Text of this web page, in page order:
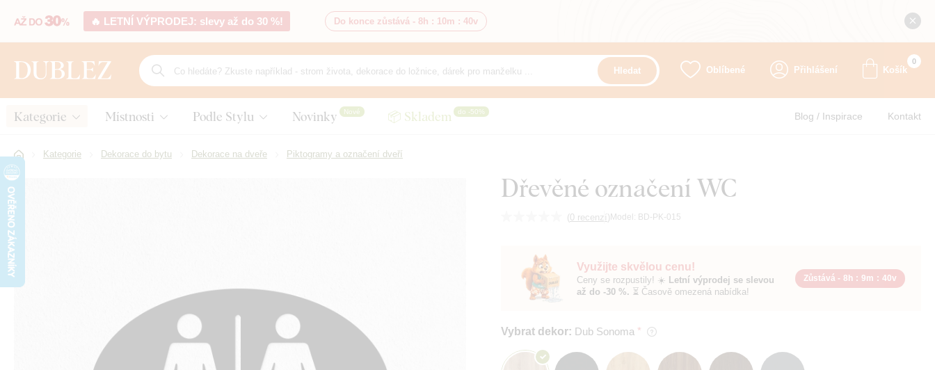
🔥 LETNÍ VÝPRODEJ: slevy až do 30 %! Do konce zůstává - 8h : 10m : 38v
Hledat Oblíbené Přihlášení Košík
0
Kategorie Místnosti Podle Stylu Novinky Nové 📦 Skladem do -50% Blog / Inspirace Kontakt
Kategorie Dekorace do bytu Dekorace na dveře Piktogramy a označení dveří
Dřevěné označení WC
(0 recenzí) Model: BD-PK-015
Využijte skvělou cenu!
Ceny se rozpustily! ☀️ Letní výprodej se slevou
až do -30 %. ⏳ Časově omezená nabídka!
Zůstává - 8h : 9m : 38v
Vybrat dekor: Dub Sonoma